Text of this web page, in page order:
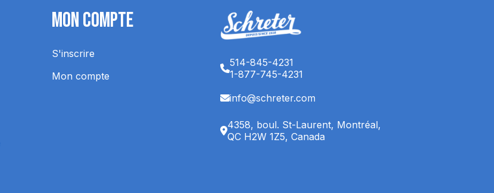
Mon Compte
S'inscrire
Mon compte
514-845-4231
1-877-745-4231
info@schreter.com
4358, boul. St-Laurent, Montréal,
QC H2W 1Z5, Canada